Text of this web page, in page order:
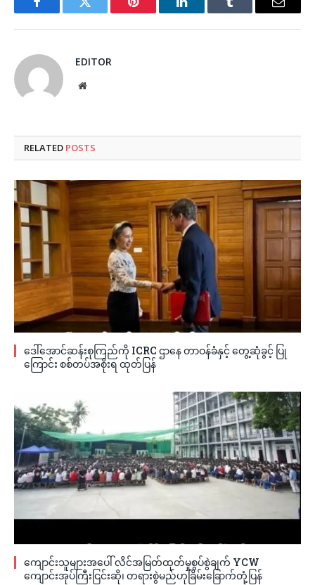
FacebookTwitter Pinterest LinkedInTumblr Email
EDITOR
Website
RELATED POSTS
ဒေါ်အောင်ဆန်းစုကြည်ကို ICRC ဌာနေ တာဝန်ခံနှင့် တွေ့ဆုံခွင့် ပြု
ကြောင်း စစ်တပ်အစိုးရ ထုတ်ပြန်
ကျောင်းသူများအပေါ် လိင်အမြတ်ထုတ်မှုစွပ်စွဲချက် YCW
ကျောင်းအုပ်ကြီးငြင်းဆို၊ တရားစွဲမည်ဟုခြိမ်းခြောက်တုံ့ပြန်